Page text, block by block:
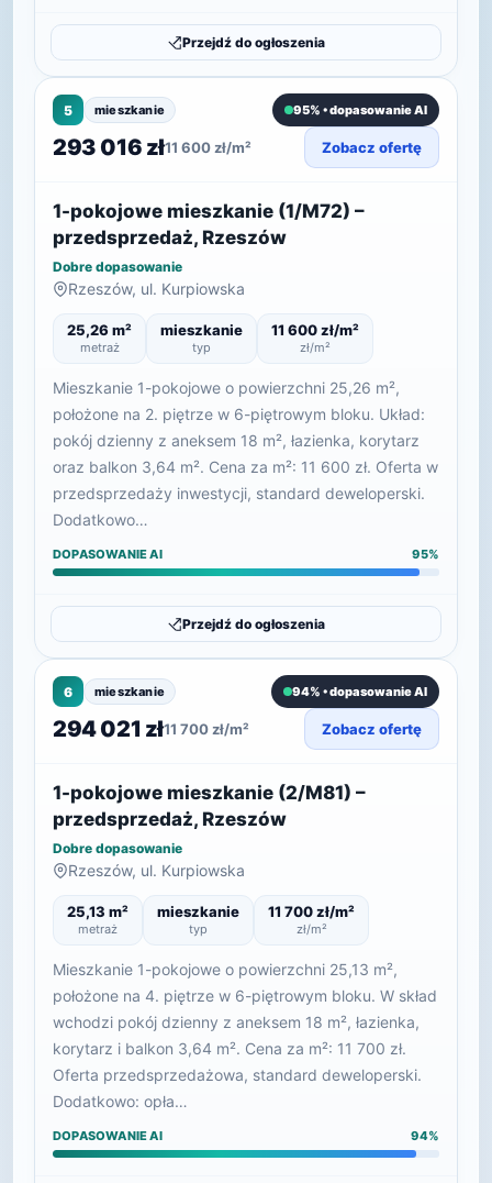
Przejdź do ogłoszenia
5 mieszkanie 95% • dopasowanie AI
293 016 zł11 600 zł/m² Zobacz ofertę
1-pokojowe mieszkanie (1/M72) –
przedsprzedaż, Rzeszów
Dobre dopasowanie
Rzeszów, ul. Kurpiowska
25,26 m²
metraż
mieszkanie
typ
11 600 zł/m²
zł/m²
Mieszkanie 1-pokojowe o powierzchni 25,26 m²,
położone na 2. piętrze w 6-piętrowym bloku. Układ:
pokój dzienny z aneksem 18 m², łazienka, korytarz
oraz balkon 3,64 m². Cena za m²: 11 600 zł. Oferta w
przedsprzedaży inwestycji, standard deweloperski.
Dodatkowo…
DOPASOWANIE AI 95%
Przejdź do ogłoszenia
6 mieszkanie 94% • dopasowanie AI
294 021 zł11 700 zł/m² Zobacz ofertę
1-pokojowe mieszkanie (2/M81) –
przedsprzedaż, Rzeszów
Dobre dopasowanie
Rzeszów, ul. Kurpiowska
25,13 m²
metraż
mieszkanie
typ
11 700 zł/m²
zł/m²
Mieszkanie 1-pokojowe o powierzchni 25,13 m²,
położone na 4. piętrze w 6-piętrowym bloku. W skład
wchodzi pokój dzienny z aneksem 18 m², łazienka,
korytarz i balkon 3,64 m². Cena za m²: 11 700 zł.
Oferta przedsprzedażowa, standard deweloperski.
Dodatkowo: opła…
DOPASOWANIE AI 94%